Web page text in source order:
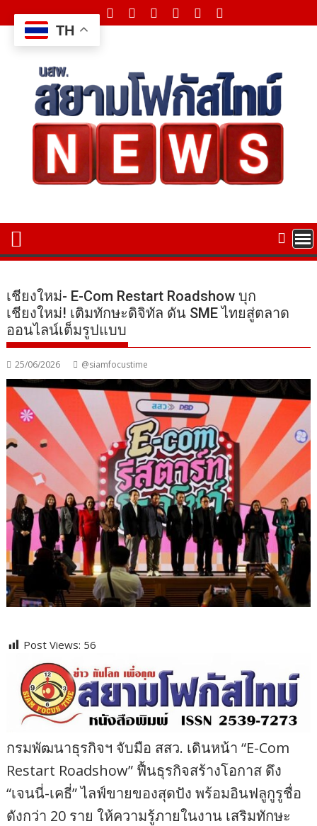
to
content
เชียงใหม่- E-Com Restart Roadshow บุก
เชียงใหม่! เติมทักษะดิจิทัล ดัน SME ไทยสู่ตลาด
ออนไลน์เต็มรูปแบบ
25/06/2026 @siamfocustime
Post Views: 56
กรมพัฒนาธุรกิจฯ จับมือ สสว. เดินหน้า “E-Com
Restart Roadshow” ฟื้นธุรกิจสร้างโอกาส ดึง
“เจนนี่-เคธี่” ไลฟ์ขายของสุดปัง พร้อมอินฟลูกูรูชื่อ
ดังกว่า 20 ราย ให้ความรู้ภายในงาน เสริมทักษะ
TH